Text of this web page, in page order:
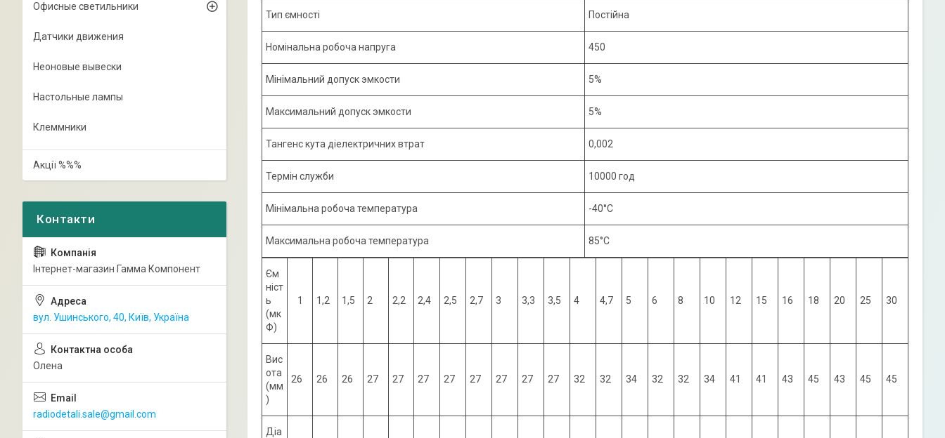
Тип ємності Постійна
Номінальна робоча напруга 450
Мінімальний допуск эмкости 5%
Максимальний допуск эмкости 5%
Тангенс кута діелектричних втрат 0,002
Термін служби 10000 год
Мінімальна робоча температура -40°С
Максимальна робоча температура 85°С
Єм
ніст
ь
(мк
Ф)
1 1,2 1,5 2 2,2 2,4 2,5 2,7 3 3,3 3,5 4 4,7 5 6 8 10 12 15 16 18 20 25 30
Вис
ота
(мм
)
26 26 26 27 27 27 27 27 27 27 27 32 32 34 32 32 34 41 41 43 45 43 45 45
Діа
Офисные светильники
Датчики движения
Неоновые вывески
Настольные лампы
Клеммники
Акції %%%
Інтернет-магазин Гамма Компонент
вул. Ушинського, 40, Київ, Україна
Олена
radiodetali.sale@gmail.com